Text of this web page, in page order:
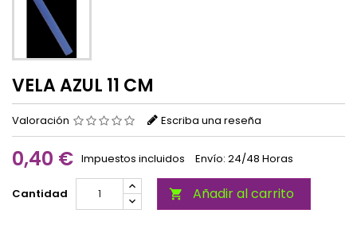
VELA AZUL 11 CM
Valoración Escriba una reseña
0,40 € Impuestos incluidos Envío: 24/48 Horas
Cantidad  Añadir al carrito